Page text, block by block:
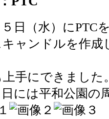
５日（水）にPTC
キャンドルを作
上手にできました
日には平和公園の